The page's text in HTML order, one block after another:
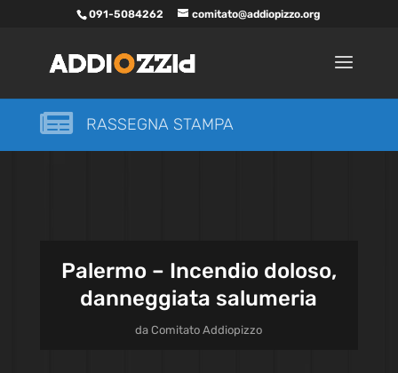
091-5084262 comitato@addiopizzo.org
 RASSEGNA STAMPA
Palermo – Incendio doloso,
danneggiata salumeria
daComitato Addiopizzo